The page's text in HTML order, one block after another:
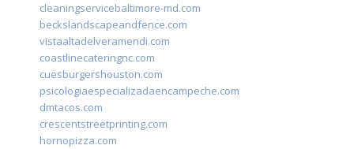
cleaningservicebaltimore-md.com
beckslandscapeandfence.com
vistaaltadelveramendi.com
coastlinecateringnc.com
cuesburgershouston.com
psicologiaespecializadaencampeche.com
dmtacos.com
crescentstreetprinting.com
hornopizza.com